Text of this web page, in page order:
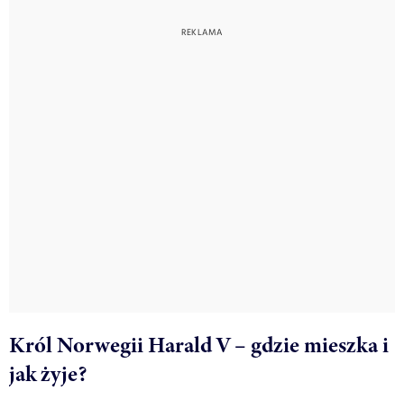
Król Norwegii Harald V – gdzie mieszka i
jak żyje?